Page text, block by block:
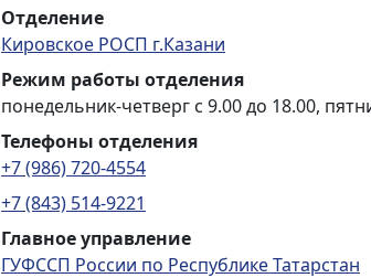
Отделение
Кировское РОСП г.Казани
Режим работы отделения
понедельник-четверг с 9.00 до 18.00,
Телефоны отделения
+7 (986) 720-4554
+7 (843) 514-9221
Главное управление
ГУФССП России по Республике Татарстан